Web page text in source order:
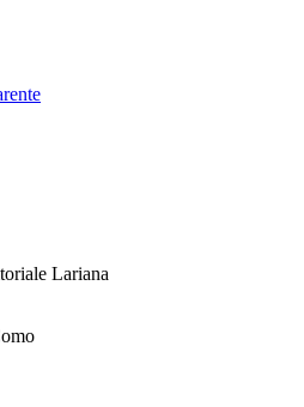
Lariana